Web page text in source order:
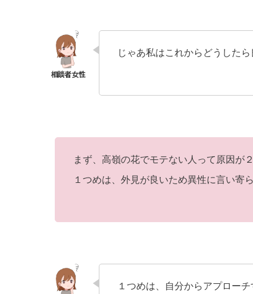
じゃあ私はこれからどうしたら
まず、高嶺の花でモテない人って原因が
１つめは、外見が良いため異性に言い寄
１つめは、自分からアプロー